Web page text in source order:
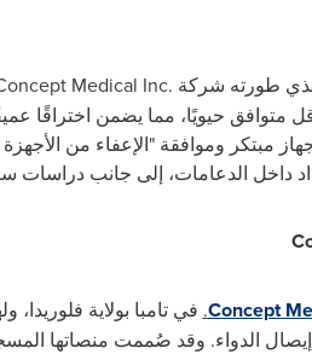
طورته شركة Medical Inc.
متوافق حيويًا، مما يضمن اختراقًا
مبتكر وموافقة "الإعفاء من
داخل الدعامات، إلى جانب دراسات
Concept
. في تامبا بولاية
الدواء. وقد صُممت منصاتها